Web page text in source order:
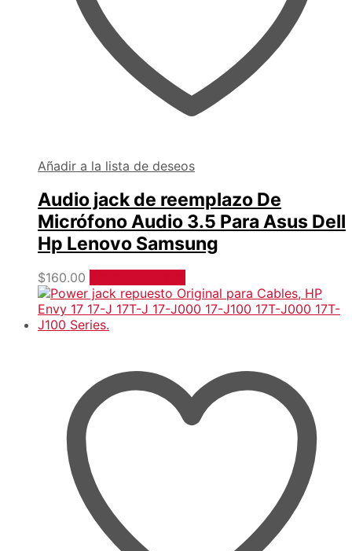
Añadir a la lista de deseos
Audio jack de reemplazo De
Micrófono Audio 3.5 Para Asus Dell
Hp Lenovo Samsung
$160.00